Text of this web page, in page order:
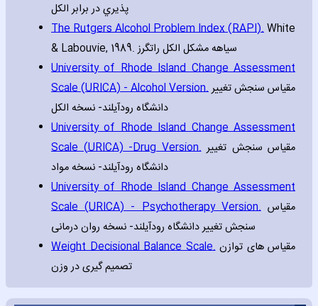
پذيري در برابر الکل
The Rutgers Alcohol Problem Index (RAPI).White
& Labouvie‚ 1989. سیاهه مشکل الکل راتگرز
University of Rhode Island Change Assessment
Scale (URICA) - Alcohol Version.مقیاس سنجش تغییر
دانشگاه رودآیلند- نسخه الکل
University of Rhode Island Change Assessment
Scale (URICA) -Drug Version.مقیاس سنجش تغییر
دانشگاه رودآیلند- نسخه مواد
University of Rhode Island Change Assessment
Scale (URICA) - Psychotherapy Version.مقیاس
سنجش تغییر دانشگاه رودآیلند- نسخه روان درمانی
Weight Decisional Balance Scale.مقیاس های توازن
تصمیم گیری در وزن